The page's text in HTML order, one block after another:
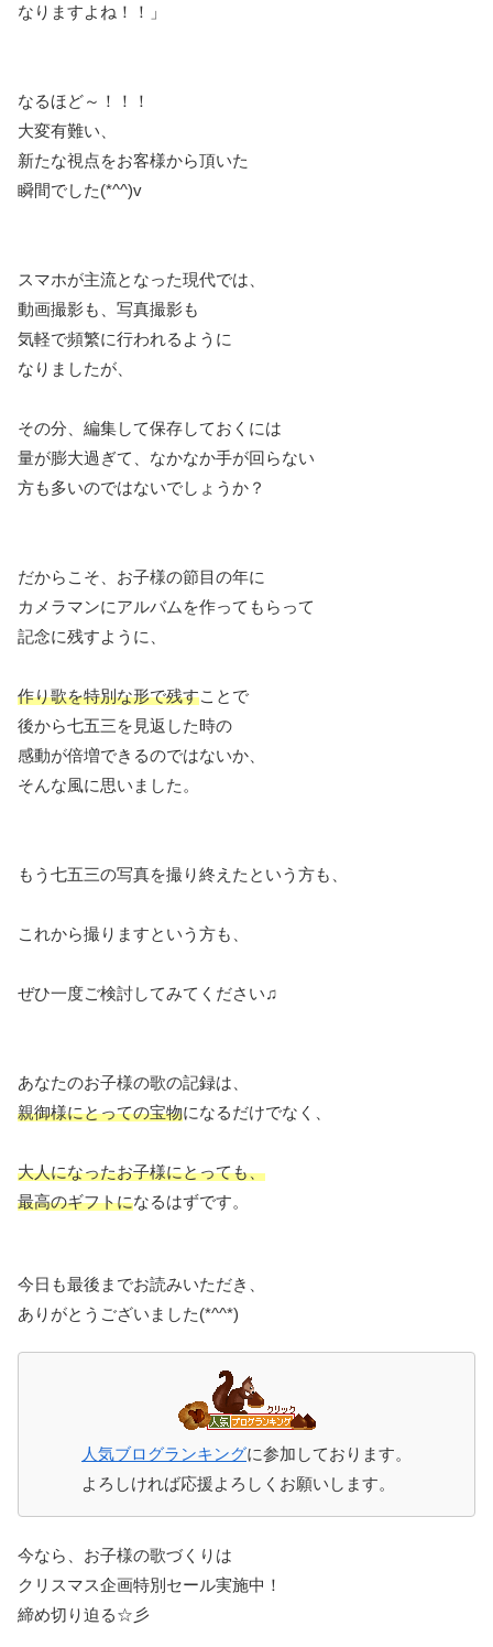
なりますよね！！」
なるほど～！！！
大変有難い、
新たな視点をお客様から頂いた
瞬間でした(*^^)v
スマホが主流となった現代では、
動画撮影も、写真撮影も
気軽で頻繁に行われるように
なりましたが、
その分、編集して保存しておくには
量が膨大過ぎて、なかなか手が回らない
方も多いのではないでしょうか？
だからこそ、お子様の節目の年に
カメラマンにアルバムを作ってもらって
記念に残すように、
作り歌を特別な形で残すことで
後から七五三を見返した時の
感動が倍増できるのではないか、
そんな風に思いました。
もう七五三の写真を撮り終えたという方も、
これから撮りますという方も、
ぜひ一度ご検討してみてください♫
あなたのお子様の歌の記録は、
親御様にとっての宝物になるだけでなく、
大人になったお子様にとっても、
最高のギフトになるはずです。
今日も最後までお読みいただき、
ありがとうございました(*^^*)
人気ブログランキングに参加しております。
よろしければ応援よろしくお願いします。
今なら、お子様の歌づくりは
クリスマス企画特別セール実施中！
締め切り迫る☆彡